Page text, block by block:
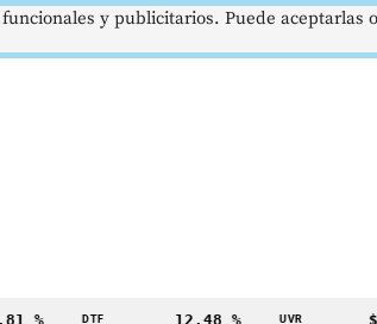
DTF 12,48 % UVR
y publicitarios. Puede aceptarlas